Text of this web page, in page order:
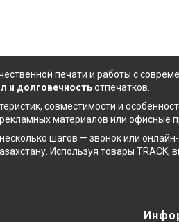
печати и работы с
и долговечностьотпечатков.
совместимости и
материалов или офисные
шагов — звонок или
Используя товары TRACK,